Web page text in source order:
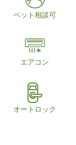
ペット相談可
エアコン
オートロック